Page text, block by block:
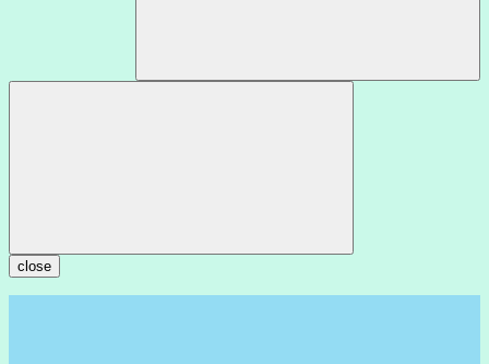
close